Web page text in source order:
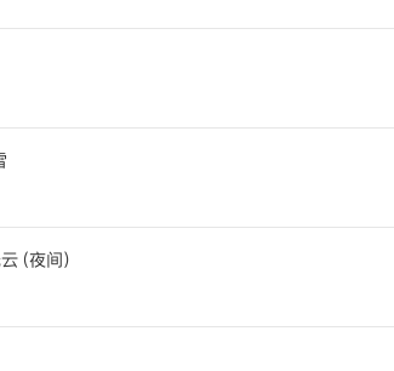
（夜间）